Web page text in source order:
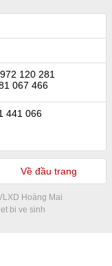
120 281
067 466
441 066
Về đầu trang
Hoàng Mai
bi ve sinh